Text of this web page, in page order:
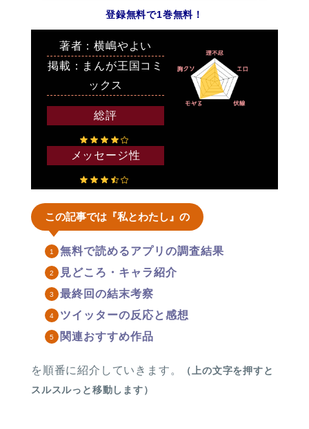
登録無料で1巻無料！
著者：横嶋やよい
掲載：まんが王国コミ
ックス
総評
メッセージ性
この記事では『私とわたし』の
無料で読めるアプリの調査結果
見どころ・キャラ紹介
最終回の結末考察
ツイッターの反応と感想
関連おすすめ作品
を順番に紹介していきます。
（上の文字を押すと
スルスルっと移動します）